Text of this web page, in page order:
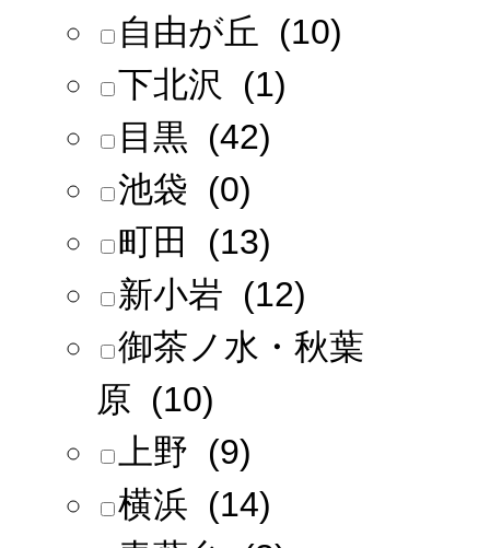
自由が丘 (10)
下北沢 (1)
目黒 (42)
池袋 (0)
町田 (13)
新小岩 (12)
御茶ノ水・秋葉
原 (10)
上野 (9)
横浜 (14)